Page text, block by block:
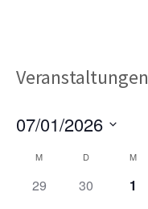
Veranstaltungen
07/01/2026
Kalender
von
M D M
0
29
0
30
0
1